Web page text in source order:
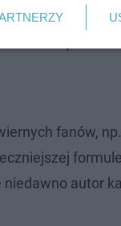
bo cenili go
cudzej
fanów,
autor